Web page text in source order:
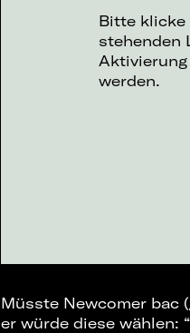
Bitte klicke
stehenden
werden.
Müsste Newcomer bac
er würde diese wählen: